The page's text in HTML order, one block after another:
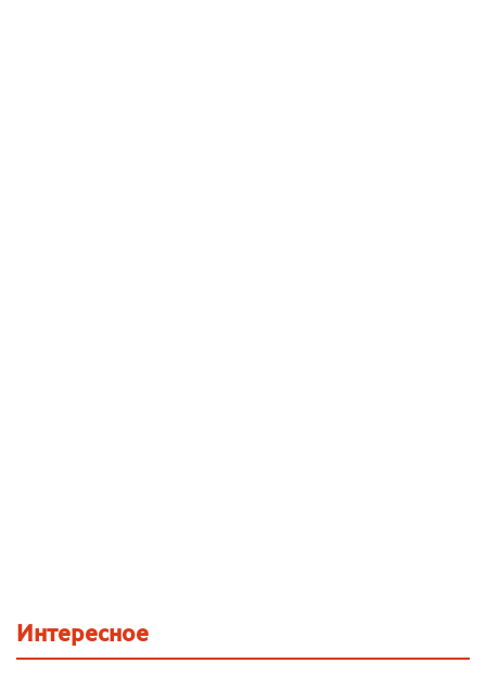
Интересное